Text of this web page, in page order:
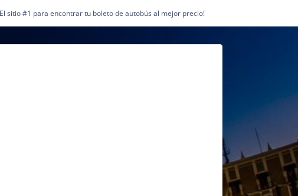
sitio #1 para encontrar tu boleto de autobús al mejor precio!